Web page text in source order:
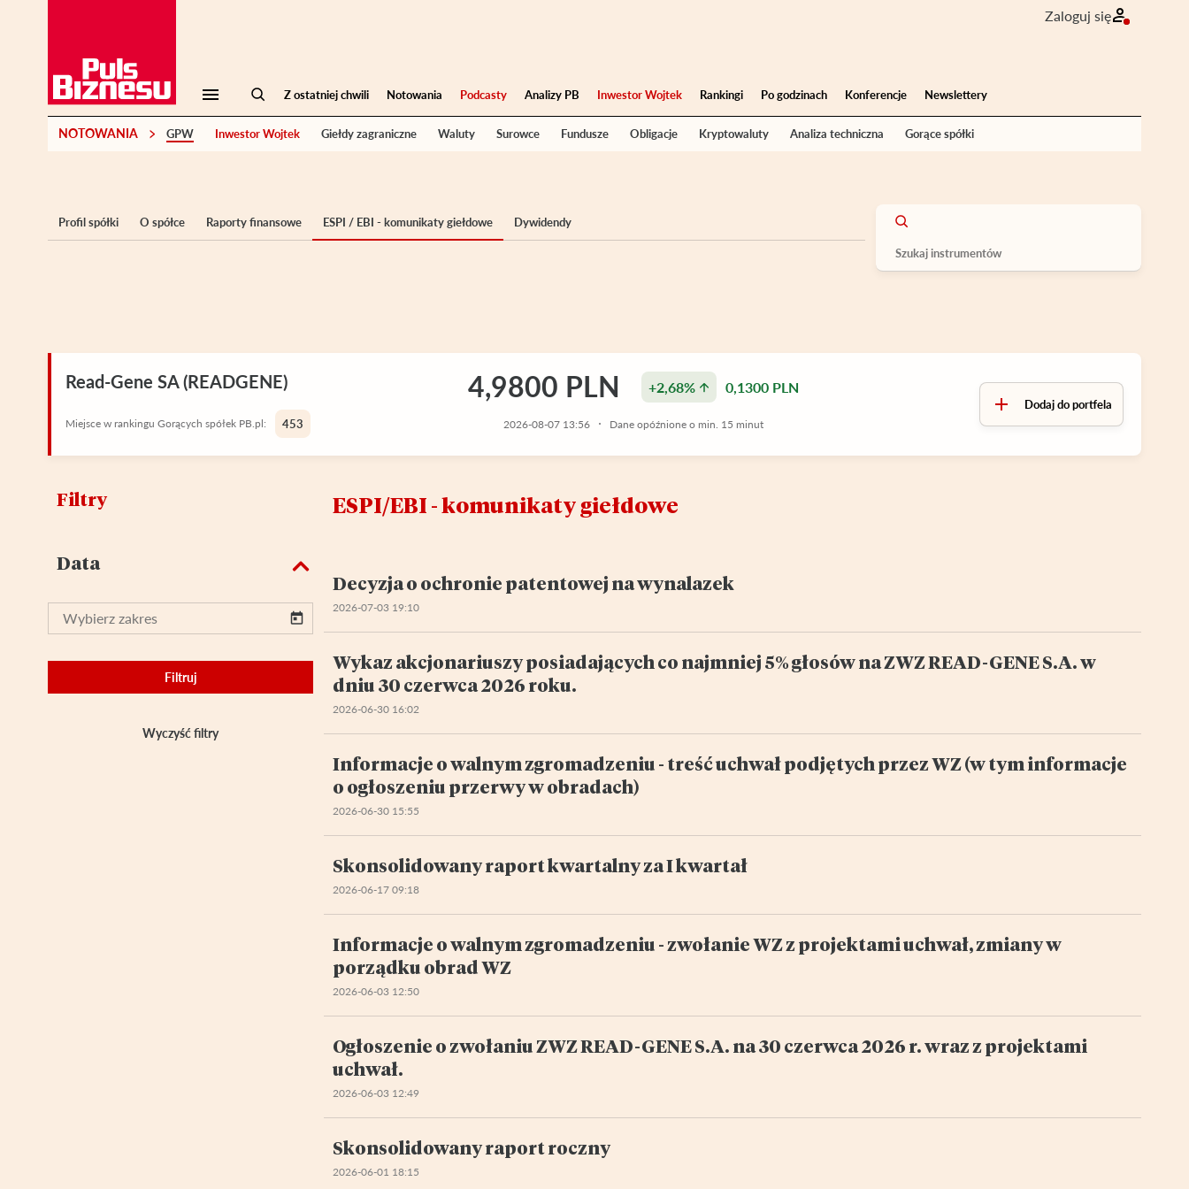
Zaloguj się
Z ostatniej chwili Notowania Podcasty Analizy PB Inwestor Wojtek Rankingi Po godzinach Konferencje Newslettery
NOTOWANIA GPW Inwestor Wojtek Giełdy zagraniczne Waluty Surowce Fundusze Obligacje Kryptowaluty Analiza techniczna Gorące spółki
Profil spółki O spółce Raporty finansowe ESPI / EBI - komunikaty giełdowe Dywidendy
Read-Gene SA (READGENE) 4,9800 PLN +2,68% 0,1300 PLN
2026-08-07 13:56 Dane opóźnione o min. 15 minut
Dodaj do portfela
Miejsce w rankingu Gorących spółek PB.pl: 453
Filtry
Data
Filtruj
Wyczyść filtry
ESPI/EBI - komunikaty giełdowe
Decyzja o ochronie patentowej na wynalazek
2026-07-03 19:10
Wykaz akcjonariuszy posiadających co najmniej 5% głosów na ZWZ READ-GENE S.A. w
dniu 30 czerwca 2026 roku.
2026-06-30 16:02
Informacje o walnym zgromadzeniu - treść uchwał podjętych przez WZ (w tym informacje
o ogłoszeniu przerwy w obradach)
2026-06-30 15:55
Skonsolidowany raport kwartalny za I kwartał
2026-06-17 09:18
Informacje o walnym zgromadzeniu - zwołanie WZ z projektami uchwał, zmiany w
porządku obrad WZ
2026-06-03 12:50
Ogłoszenie o zwołaniu ZWZ READ-GENE S.A. na 30 czerwca 2026 r. wraz z projektami
uchwał.
2026-06-03 12:49
Skonsolidowany raport roczny
2026-06-01 18:15